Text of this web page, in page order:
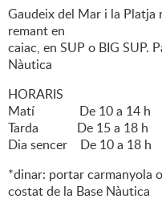
Gaudeix del Mar i la Platja
remant en
caiac, en SUP o BIG SUP.
Nàutica
HORARIS
Matí De 10 a 14 h
Tarda De 15 a 18 h
Dia sencer De 10 a 18 h
*dinar: portar carmanyola
costat de la Base Nàutica